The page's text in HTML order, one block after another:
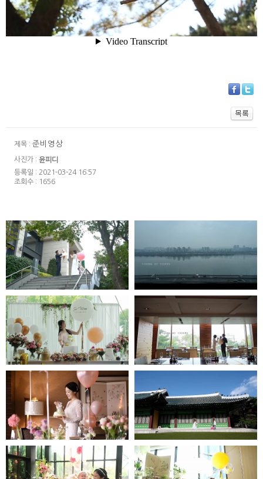
제목 : 준비영상
사진가 : 윤피디
등록일 : 2021-03-24 16:57
조회수 : 1656
반얀트리 페스타
워커힐 모에기 -
인스타1분영상
인스타1분영상
jjw메리어트호텔
타블로24-인스타1분영상
롯데호텔 도림-
인스타1분영상
신라호텔 - 인스타1분영상
JW메리어트호텔 -
그랜드인터컨티넨탈호텔-